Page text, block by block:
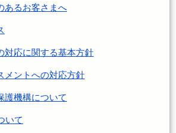
あるお客さまへ
対応に関する基本方針
メントへの対応方針
護機構について
いて